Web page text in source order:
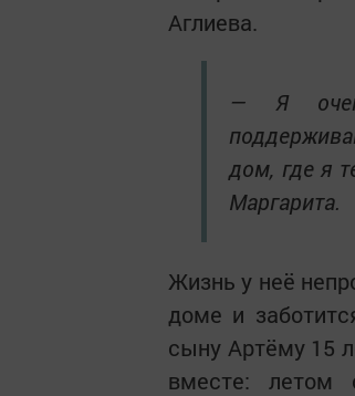
Аглиева.
— Я
дом, где я
Маргарита.
Жизнь у неё
доме и
сыну Артёму 15
вместе: